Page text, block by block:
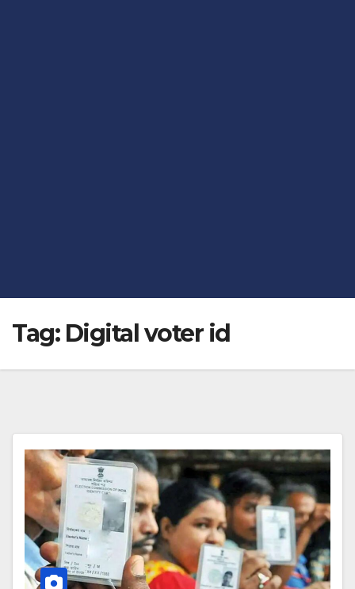
Tag: Digital voter id